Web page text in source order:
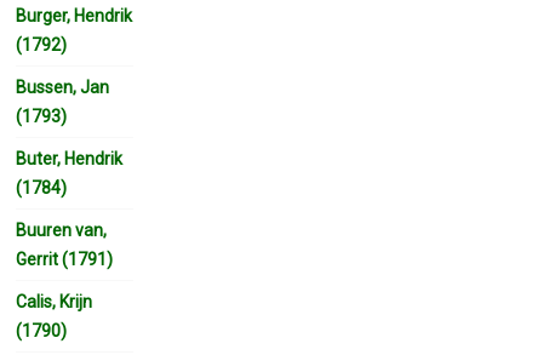
Burger, Hendrik
(1792)
Bussen, Jan
(1793)
Buter, Hendrik
(1784)
Buuren van,
Gerrit (1791)
Calis, Krijn
(1790)